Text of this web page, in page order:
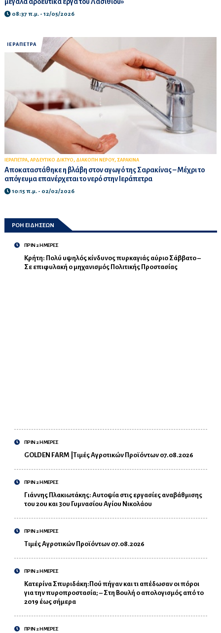
08:37 π.μ. - 12/05/2026
ΙΕΡΑΠΕΤΡΑ
ΙΕΡΑΠΕΤΡΑ, ΑΡΔΕΥΤΙΚΟ ΔΙΚΤΥΟ, ΔΙΑΚΟΠΗ ΝΕΡΟΥ, ΣΑΡΑΚΙΝΑ
Αποκαταστάθηκε η βλάβη στον αγωγό της Σαρακίνας – Μέχρι το
απόγευμα επανέρχεται το νερό στην Ιεράπετρα
10:15 π.μ. - 02/02/2026
ΡΟΗ ΕΙΔΗΣΕΩΝ
ΠΡΙΝ 2 ΗΜΕΡΕΣ
Κρήτη: Πολύ υψηλός κίνδυνος πυρκαγιάς αύριο Σάββατο –
Σε επιφυλακή ο μηχανισμός Πολιτικής Προστασίας
ΠΡΙΝ 2 ΗΜΕΡΕΣ
GOLDEN FARM |Τιμές Αγροτικών Προϊόντων 07.08.2026
ΠΡΙΝ 2 ΗΜΕΡΕΣ
Γιάννης Πλακιωτάκης: Αυτοψία στις εργασίες αναβάθμισης
του 2ου και 3ου Γυμνασίου Αγίου Νικολάου
ΠΡΙΝ 2 ΗΜΕΡΕΣ
Τιμές Αγροτικών Προϊόντων 07.08.2026
ΠΡΙΝ 2 ΗΜΕΡΕΣ
Κατερίνα Σπυριδάκη:Πού πήγαν και τι απέδωσαν οι πόροι
για την πυροπροστασία; – Στη Βουλή ο απολογισμός από το
2019 έως σήμερα
ΠΡΙΝ 2 ΗΜΕΡΕΣ